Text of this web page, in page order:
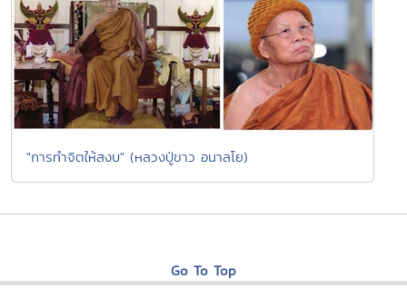
"การทำจิตให้สงบ" (หลวงปู่ขาว อนาลโย)
Go To Top